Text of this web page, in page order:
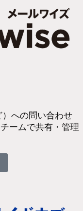
への問い合わせ
ームで共有・管理